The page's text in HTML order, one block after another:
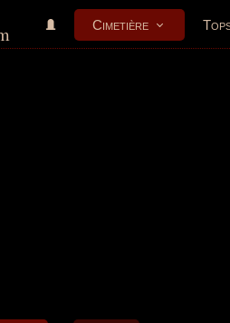
Cimetière